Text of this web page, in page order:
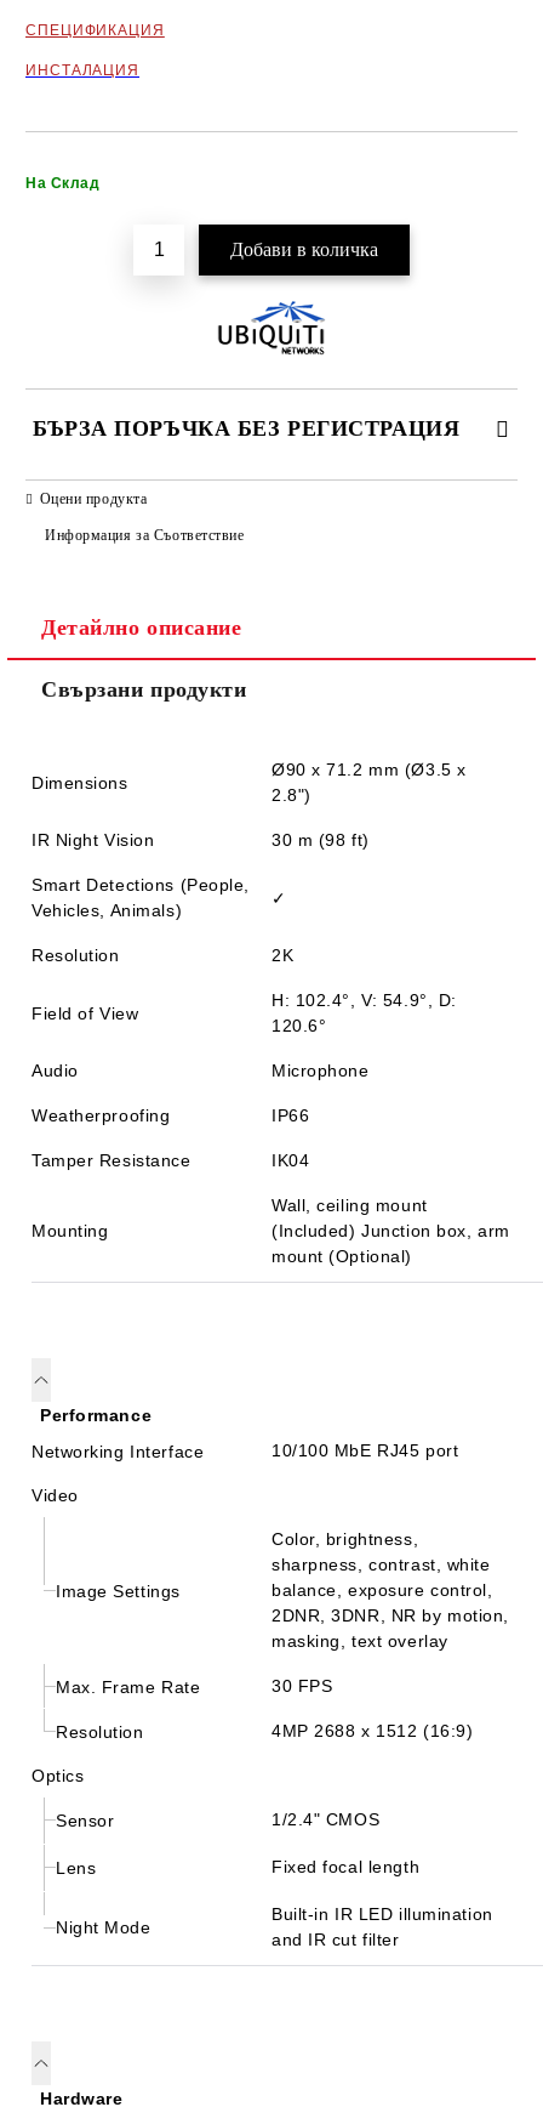
СПЕЦИФИКАЦИЯ
ИНСТАЛАЦИЯ
На Склад
БЪРЗА ПОРЪЧКА БЕЗ РЕГИСТРАЦИЯ
Ние ще се свържем с вас в рамките на работния ден.
Оцени продукта
Информация за Съответствие
Детайлно описание
Свързани продукти
Dimensions
Ø90 x 71.2 mm (Ø3.5 x
2.8")
IR Night Vision 30 m (98 ft)
Smart Detections (People,
Vehicles, Animals)
✓
Resolution 2K
Field of View
H: 102.4°, V: 54.9°, D:
120.6°
Audio Microphone
Weatherproofing IP66
Tamper Resistance IK04
Mounting
Wall, ceiling mount
(Included) Junction box, arm
mount (Optional)
Performance
Networking Interface
10/100 MbE RJ45 port
Video
Image Settings
Color, brightness,
sharpness, contrast, white
balance, exposure control,
2DNR, 3DNR, NR by motion,
masking, text overlay
Max. Frame Rate 30 FPS
Resolution 4MP 2688 x 1512 (16:9)
Optics
Sensor 1/2.4" CMOS
Lens Fixed focal length
Night Mode
Built-in IR LED illumination
and IR cut filter
Hardware